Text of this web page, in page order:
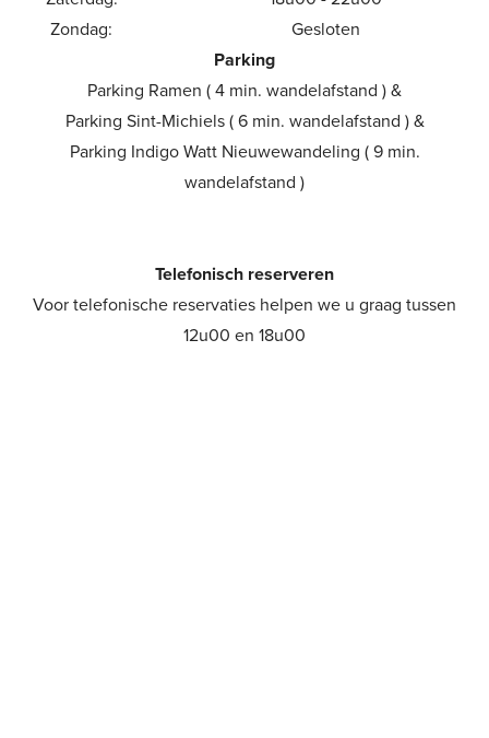
Zondag:
Gesloten
Parking
Parking Ramen ( 4 min. wandelafstand ) &
Parking Sint-Michiels ( 6 min. wandelafstand ) &
Parking Indigo Watt Nieuwewandeling ( 9 min.
wandelafstand )
Telefonisch reserveren
Voor telefonische reservaties helpen we u graag tussen
12u00 en 18u00